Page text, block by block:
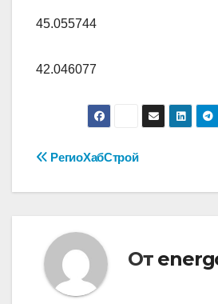
45.055744
42.046077
Навигация
по
записям
РегиоХабСтрой
От